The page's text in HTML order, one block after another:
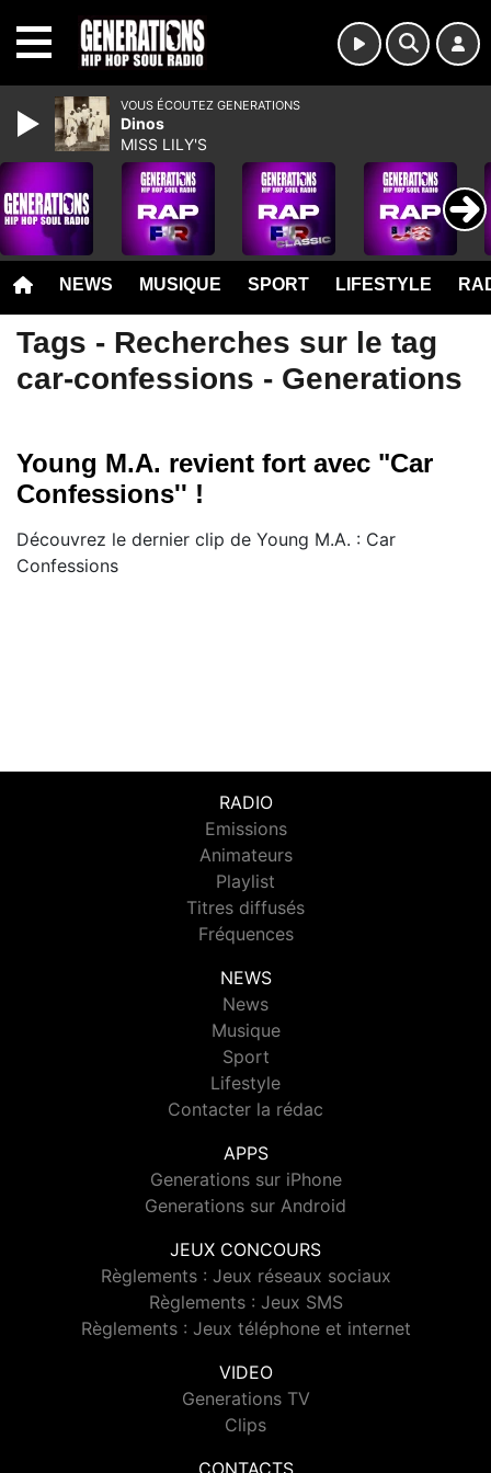
NEWS MUSIQUE SPORT LIFESTYLE
Tags - Recherches sur le tag
car-confessions - Generations
Young M.A. revient fort avec "Car
Confessions'' !
Découvrez le dernier clip de Young M.A. : Car
Confessions
RADIO
Emissions
Animateurs
Playlist
Titres diffusés
Fréquences
NEWS
News
Musique
Sport
Lifestyle
Contacter la rédac
APPS
Generations sur iPhone
Generations sur Android
JEUX CONCOURS
Règlements : Jeux réseaux sociaux
Règlements : Jeux SMS
Règlements : Jeux téléphone et internet
VIDEO
Generations TV
Clips
VOUS ÉCOUTEZ GENERATIONS
Dinos
MISS LILY'S